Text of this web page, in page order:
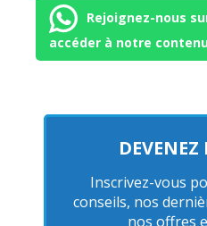
Rejoignez-nous
accéder à notre
Inscrivez-vous
conseils, nos
nos offres